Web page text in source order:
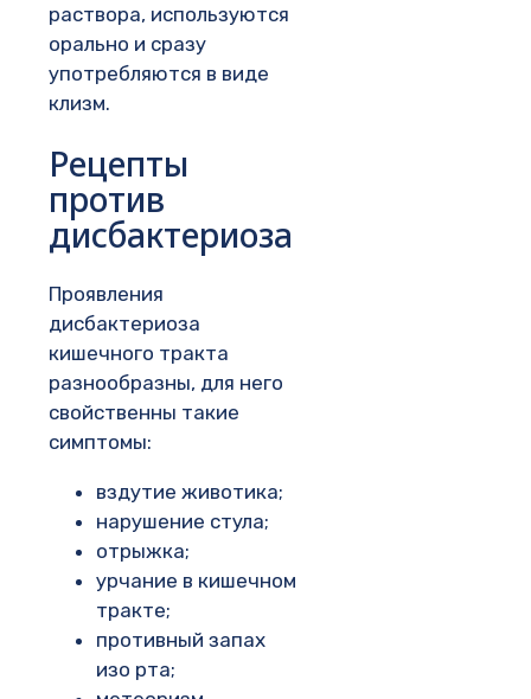
раствора, используются
орально и сразу
употребляются в виде
клизм.
Рецепты
против
дисбактериоза
Проявления
дисбактериоза
кишечного тракта
разнообразны, для него
свойственны такие
симптомы:
вздутие животика;
нарушение стула;
отрыжка;
урчание в кишечном
тракте;
противный запах
изо рта;